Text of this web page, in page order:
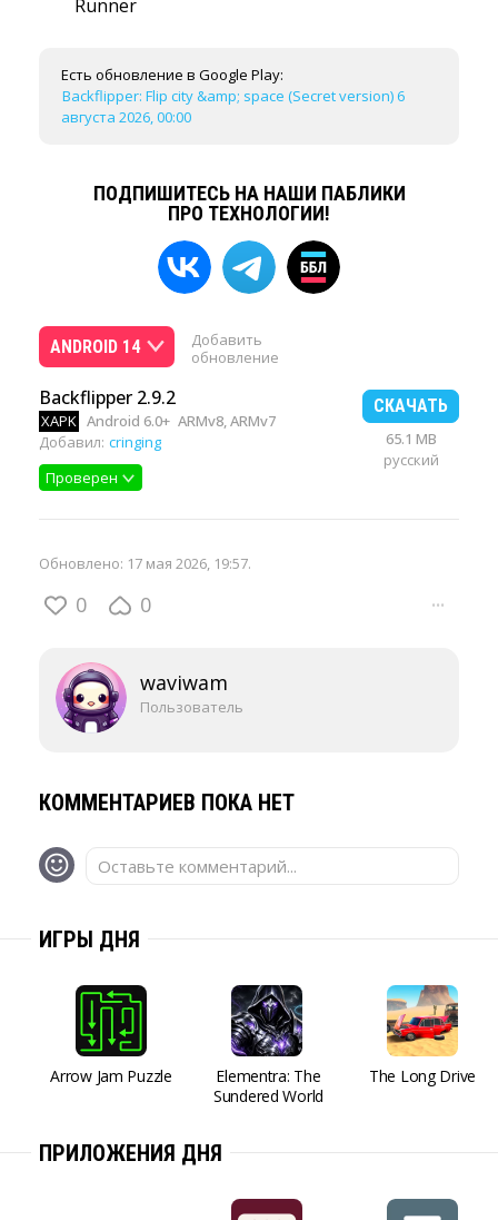
Runner
Есть обновление в Google Play:
Backflipper: Flip city &amp; space (Secret version) 6
августа 2026, 00:00
ПОДПИШИТЕСЬ НА НАШИ ПАБЛИКИ
ПРО ТЕХНОЛОГИИ!
ANDROID 14
Добавить
обновление
Backflipper 2.9.2
XAPK Android 6.0+ ARMv8, ARMv7
Добавил: cringing
Проверен
СКАЧАТЬ
65.1 MB
русский
Обновлено: 17 мая 2026, 19:57.
0 0 ···
waviwam
Пользователь
КОММЕНТАРИЕВ ПОКА НЕТ
Оставьте комментарий...
ИГРЫ ДНЯ
Arrow Jam Puzzle
Elementra: The
Sundered World
The Long Drive
ПРИЛОЖЕНИЯ ДНЯ